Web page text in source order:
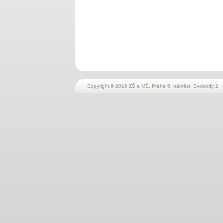
Copyright © 2016 ZŠ a MŠ, Praha 6, náměstí Svobody 2